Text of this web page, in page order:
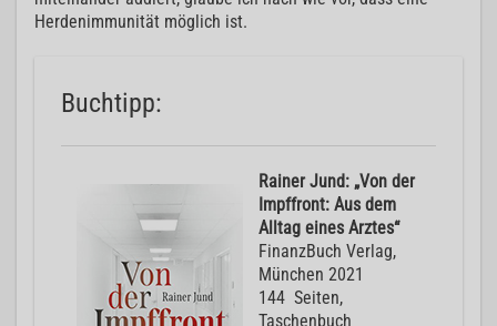
Herdenimmunität möglich ist.
Buchtipp:
Rainer Jund: „Von der
Impffront: Aus dem
Alltag eines Arztes“
‎FinanzBuch Verlag,
München 2021
144 Seiten,
Taschenbuch